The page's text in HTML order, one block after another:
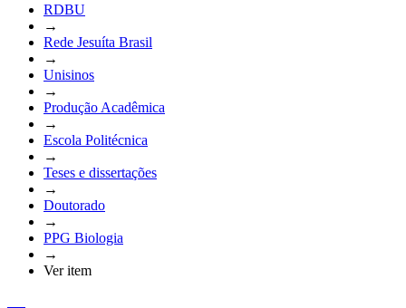
RDBU
→
Rede Jesuíta Brasil
→
Unisinos
→
Produção Acadêmica
→
Escola Politécnica
→
Teses e dissertações
→
Doutorado
→
PPG Biologia
→
Ver item